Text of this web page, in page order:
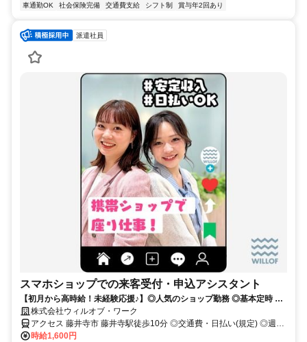
車通勤OK 社会保険完備 交通費支給 シフト制 賞与年2回あり
派遣社員
スマホショップでの来客受付・申込アシスタント
【初月から高時給！未経験応援♪】◎人気のショップ勤務 ◎基本定時 ◎
第二新卒・社会人デビュー歓迎♪
株式会社ウィルオブ・ワーク
アクセス 藤井寺市 藤井寺駅徒歩10分 ◎交通費・日払い(規定) ◎週4
～5日
時給1,600円